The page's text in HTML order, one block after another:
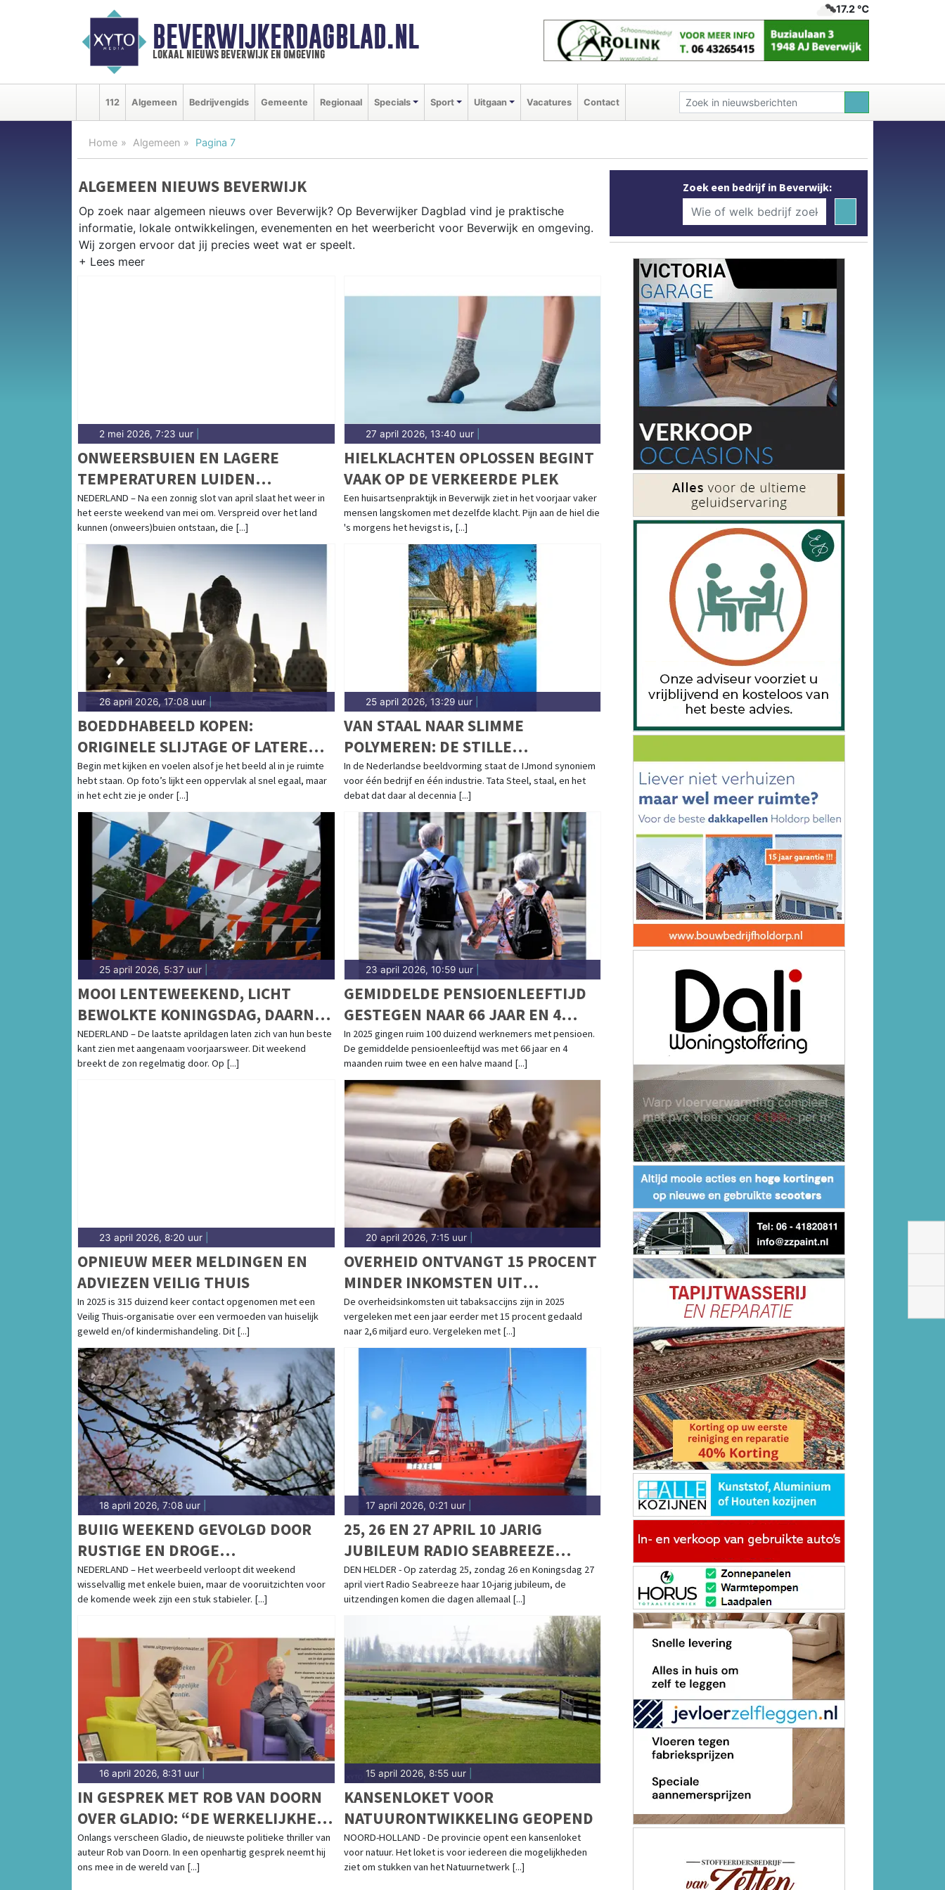
BEVERWIJKERDAGBLAD.NL
lokaal nieuws beverwijk en omgeving
17.2 ℃
112 Algemeen Bedrijvengids Gemeente Regionaal Specials Sport Uitgaan Vacatures Contact
Home Algemeen Pagina 7
ALGEMEEN NIEUWS BEVERWIJK
Op zoek naar algemeen nieuws over Beverwijk? Op Beverwijker Dagblad vind je praktische
informatie, lokale ontwikkelingen, evenementen en het weerbericht voor Beverwijk en omgeving.
Wij zorgen ervoor dat jij precies weet wat er speelt.
Van werkzaamheden op de A9 tot evenementen als de Bazaar, kermissen in het centrum en
2 mei 2026, 7:23 uur
ONWEERSBUIEN EN LAGERE
TEMPERATUREN LUIDEN
WISSELVALLIG BEGIN VAN MEI IN
NEDERLAND – Na een zonnig slot van april slaat het weer in
het eerste weekend van mei om. Verspreid over het land
kunnen (onweers)buien ontstaan, die [...]
27 april 2026, 13:40 uur|
HIELKLACHTEN OPLOSSEN BEGINT
VAAK OP DE VERKEERDE PLEK
Een huisartsenpraktijk in Beverwijk ziet in het voorjaar vaker
mensen langskomen met dezelfde klacht. Pijn aan de hiel die
's morgens het hevigst is, [...]
26 april 2026, 17:08 uur
BOEDDHABEELD KOPEN:
ORIGINELE SLIJTAGE OF LATERE
REPARATIE?
Begin met kijken en voelen alsof je het beeld al in je ruimte
hebt staan. Op foto’s lijkt een oppervlak al snel egaal, maar
in het echt zie je onder [...]
25 april 2026, 13:29 uur|
VAN STAAL NAAR SLIMME
POLYMEREN: DE STILLE
TRANSFORMATIE IN DE IJMOND
In de Nederlandse beeldvorming staat de IJmond synoniem
voor één bedrijf en één industrie. Tata Steel, staal, en het
debat dat daar al decennia [...]
25 april 2026, 5:37 uur
MOOI LENTEWEEKEND, LICHT
BEWOLKTE KONINGSDAG, DAARNA
ZONNIG EN DROOG
NEDERLAND – De laatste aprildagen laten zich van hun beste
kant zien met aangenaam voorjaarsweer. Dit weekend
breekt de zon regelmatig door. Op [...]
23 april 2026, 10:59 uur|
GEMIDDELDE PENSIOENLEEFTIJD
GESTEGEN NAAR 66 JAAR EN 4
MAANDEN
In 2025 gingen ruim 100 duizend werknemers met pensioen.
De gemiddelde pensioenleeftijd was met 66 jaar en 4
maanden ruim twee en een halve maand [...]
23 april 2026, 8:20 uur
OPNIEUW MEER MELDINGEN EN
ADVIEZEN VEILIG THUIS
In 2025 is 315 duizend keer contact opgenomen met een
Veilig Thuis-organisatie over een vermoeden van huiselijk
geweld en/of kindermishandeling. Dit [...]
20 april 2026, 7:15 uur|
OVERHEID ONTVANGT 15 PROCENT
MINDER INKOMSTEN UIT
TABAKSACCIJNS
De overheidsinkomsten uit tabaksaccijns zijn in 2025
vergeleken met een jaar eerder met 15 procent gedaald
naar 2,6 miljard euro. Vergeleken met [...]
18 april 2026, 7:08 uur
BUIIG WEEKEND GEVOLGD DOOR
RUSTIGE EN DROGE
VOORJAARSWEEK
NEDERLAND – Het weerbeeld verloopt dit weekend
wisselvallig met enkele buien, maar de vooruitzichten voor
de komende week zijn een stuk stabieler. [...]
17 april 2026, 0:21 uur|
25, 26 EN 27 APRIL 10 JARIG
JUBILEUM RADIO SEABREEZE
VANAF HET LICHTSCHIP TEXEL DEN
HELDER
DEN HELDER - Op zaterdag 25, zondag 26 en Koningsdag 27
april viert Radio Seabreeze haar 10-jarig jubileum, de
uitzendingen komen die dagen allemaal [...]
16 april 2026, 8:31 uur
IN GESPREK MET ROB VAN DOORN
OVER GLADIO: “DE WERKELIJKHEID
IS VAAK HARDER DAN FICTIE”
Onlangs verscheen Gladio, de nieuwste politieke thriller van
auteur Rob van Doorn. In een openhartig gesprek neemt hij
ons mee in de wereld van [...]
15 april 2026, 8:55 uur|
KANSENLOKET VOOR
NATUURONTWIKKELING GEOPEND
NOORD-HOLLAND - De provincie opent een kansenloket
voor natuur. Het loket is voor iedereen die mogelijkheden
ziet om stukken van het Natuurnetwerk [...]
Zoek een bedrijf in Beverwijk: